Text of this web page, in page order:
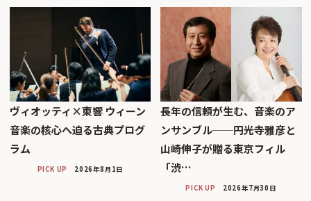
ヴィオッティ×東響 ウィーン
音楽の核心へ迫る古典プログ
ラム
PICK UP 2026年8月1日
長年の信頼が生む、音楽のア
ンサンブル──円光寺雅彦と
山崎伸子が贈る東京フィル
「渋…
PICK UP 2026年7月30日